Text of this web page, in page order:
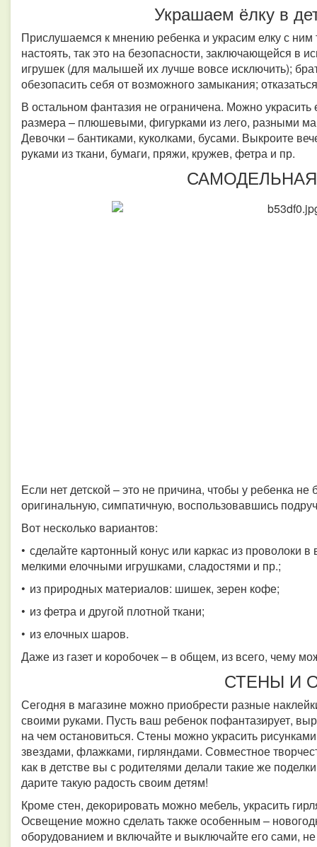
Украшаем ёлку в
Прислушаемся к мнению ребенка и украсим елку с
настоять, так это на безопасности, заключающейся в
игрушек (для малышей их лучше вовсе исключить);
обезопасить себя от возможного замыкания;
В остальном фантазия не ограничена. Можно
размера – плюшевыми, фигурками из лего, разными
Девочки – бантиками, куколками, бусами. Выкроите
руками из ткани, бумаги, пряжи, кружев, фетра и пр.
Если нет детской – это не причина, чтобы у ребенка
оригинальную, симпатичную, воспользовавшись
Вот несколько вариантов:
• сделайте картонный конус или каркас из проволоки
мелкими елочными игрушками, сладостями и пр.;
• из природных материалов: шишек, зерен кофе;
• из фетра и другой плотной ткани;
• из елочных шаров.
Даже из газет и коробочек – в общем, из всего, чему
СТЕНЫ И
Сегодня в магазине можно приобрести разные
своими руками. Пусть ваш ребенок пофантазирует,
на чем остановиться. Стены можно украсить
звездами, флажками, гирляндами. Совместное
как в детстве вы с родителями делали такие же
дарите такую радость своим детям!
Кроме стен, декорировать можно мебель, украсить
Освещение можно сделать также особенным –
оборудованием и включайте и выключайте его сами,